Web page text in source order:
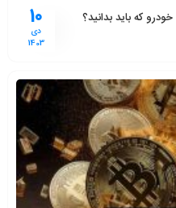
10
دی
1403